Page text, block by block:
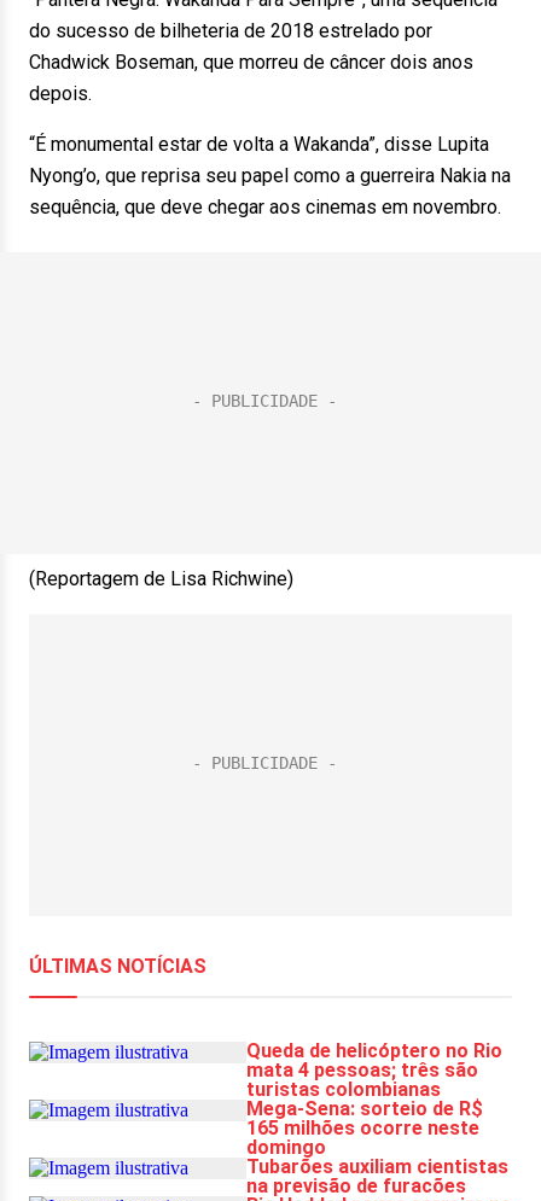
do sucesso de bilheteria de 2018 estrelado por
Chadwick Boseman, que morreu de câncer dois anos
depois.
“É monumental estar de volta a Wakanda”, disse Lupita
Nyong’o, que reprisa seu papel como a guerreira Nakia na
sequência, que deve chegar aos cinemas em novembro.
(Reportagem de Lisa Richwine)